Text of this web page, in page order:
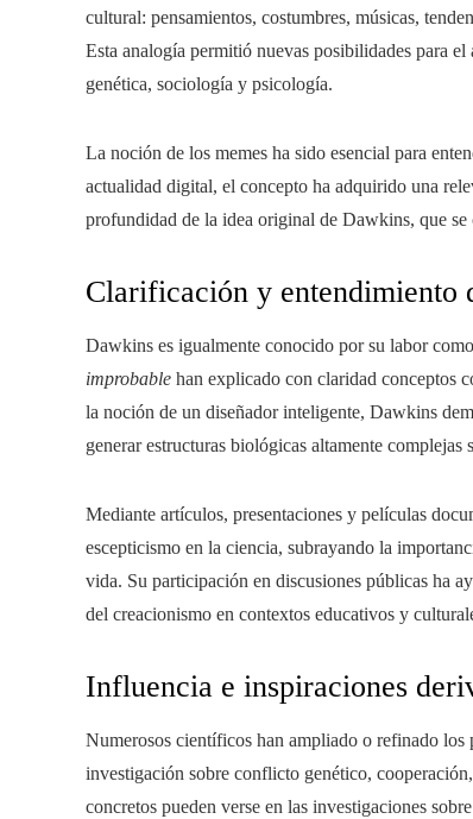
cultural: pensamientos, costumbres, músicas,
Esta analogía permitió nuevas posibilidades para
genética, sociología y psicología.
La noción de los memes ha sido esencial para
actualidad digital, el concepto ha adquirido una
profundidad de la idea original de Dawkins, que
Clarificación y entendimiento
Dawkins es igualmente conocido por su labor
improbable han explicado con claridad conceptos
la noción de un diseñador inteligente, Dawkins
generar estructuras biológicas altamente
Mediante artículos, presentaciones y películas
escepticismo en la ciencia, subrayando la
vida. Su participación en discusiones públicas ha
del creacionismo en contextos educativos y
Influencia e inspiraciones
Numerosos científicos han ampliado o refinado
investigación sobre conflicto genético,
concretos pueden verse en las investigaciones sobre